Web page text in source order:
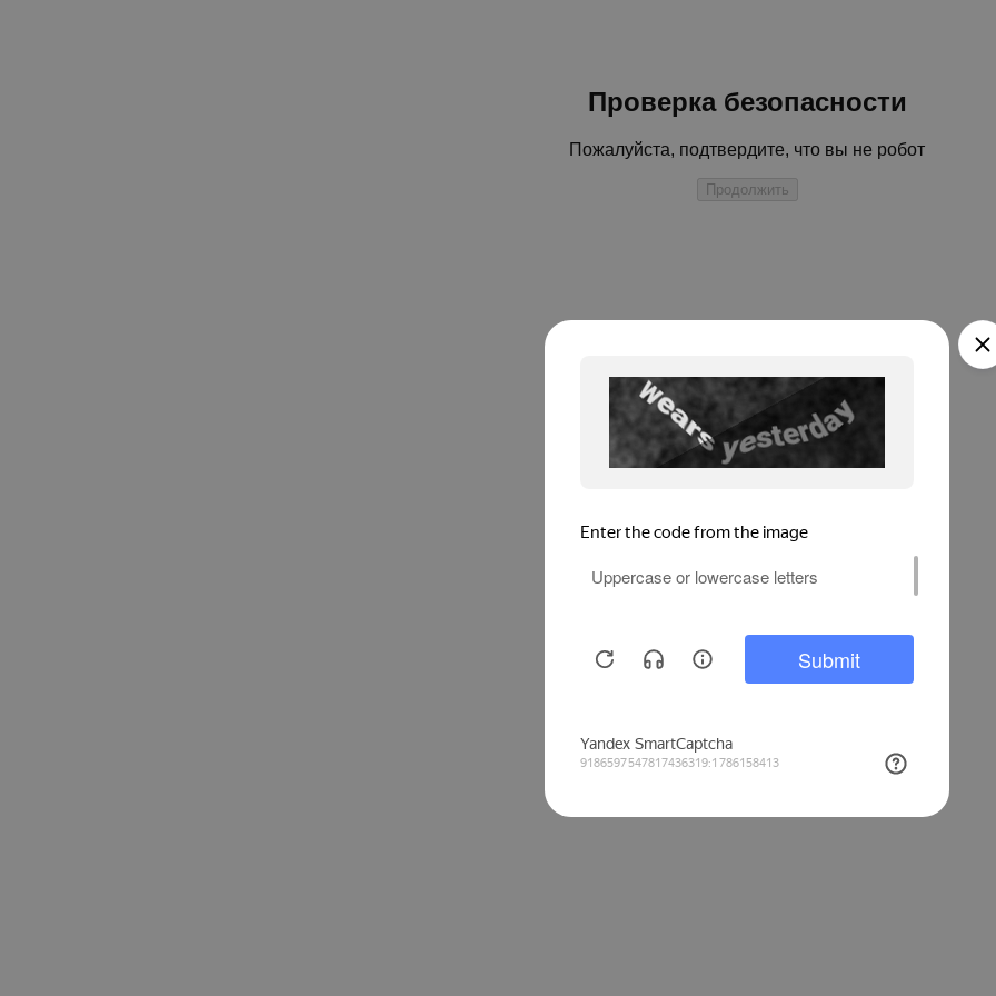
Проверка безопасности
Пожалуйста, подтвердите, что вы не робот
Продолжить